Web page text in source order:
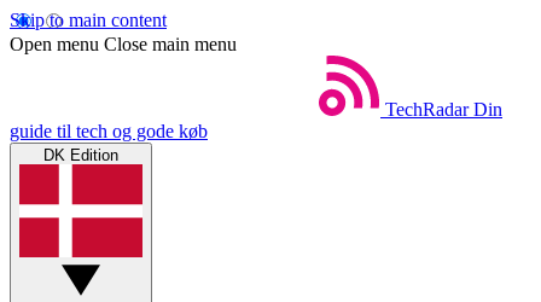
Skip to main content
Open menu Close main menu
TechRadar Din
guide til tech og gode køb
DK Edition